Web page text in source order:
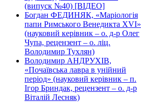
(випуск №40) [ВІДЕО]
Богдан ФЕДИНЯК, «Маріологія
папи Римського Венедикта XVI»
(науковий керівник – о. д-р Олег
Чупа, рецензент – о. ліц.
Володимир Тухлян)
Володимир АНДРУХІВ,
«Почаївська лавра в унійний
період» (науковий керівник – п.
Ігор Бриндак, рецензент – о. д-р
Віталій Лесняк)